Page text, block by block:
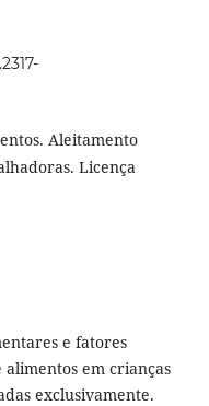
Aleitamento
Licença
e fatores
alimentos em crianças
exclusivamente.